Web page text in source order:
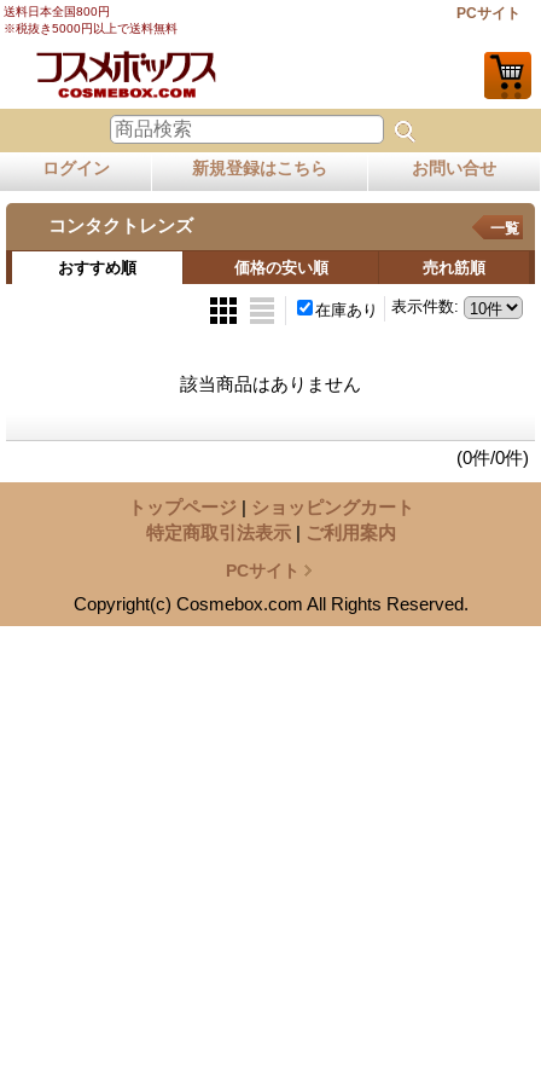
送料日本全国800円
※税抜き5000円以上で送料無料
PCサイト
ログイン 新規登録はこちら お問い合せ
コンタクトレンズ 一覧
おすすめ順 価格の安い順 売れ筋順
表示件数:
在庫あり
該当商品はありません
(0件/0件)
トップページ | ショッピングカート
特定商取引法表示 | ご利用案内
PCサイト
Copyright(c) Cosmebox.com All Rights Reserved.